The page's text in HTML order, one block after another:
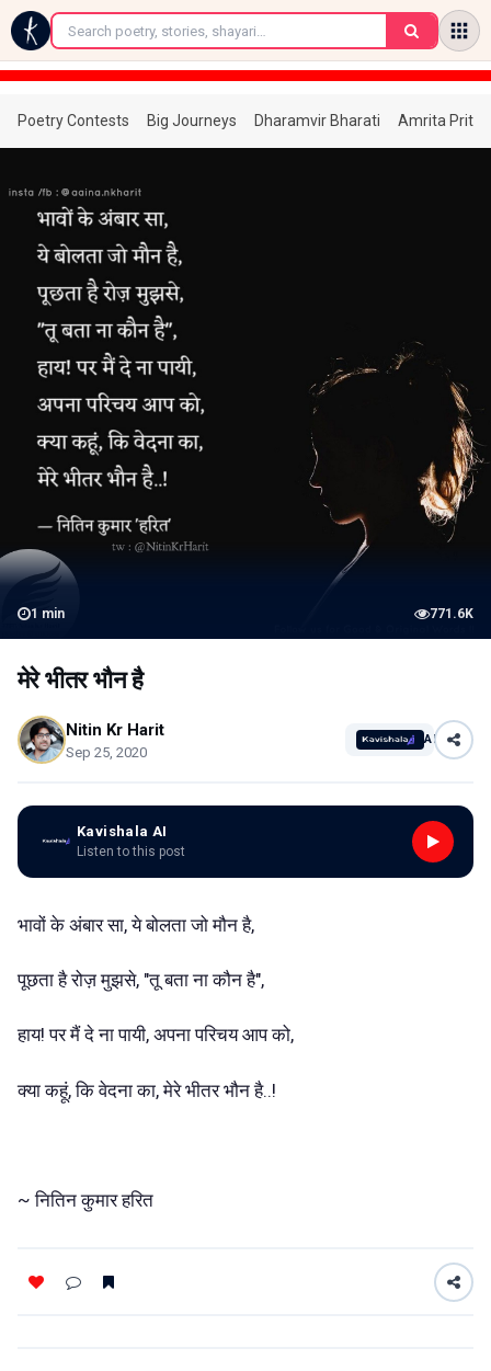
←
Poetry Contests Big Journeys Dharamvir Bharati Amrita
1 min 771.6K
मेरे भीतर भौन है
Nitin Kr Harit
Sep 25, 2020
AI
Kavishala AI
Listen to this post
भावों के अंबार सा, ये बोलता जो मौन है,
पूछता है रोज़ मुझसे, "तू बता ना कौन है",
हाय! पर मैं दे ना पायी, अपना परिचय आप को,
क्या कहूं, कि वेदना का, मेरे भीतर भौन है..!
~ नितिन कुमार हरित